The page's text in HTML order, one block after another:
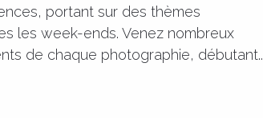
portant sur des thèmes
les week-ends. Venez nombreux
de chaque photographie,